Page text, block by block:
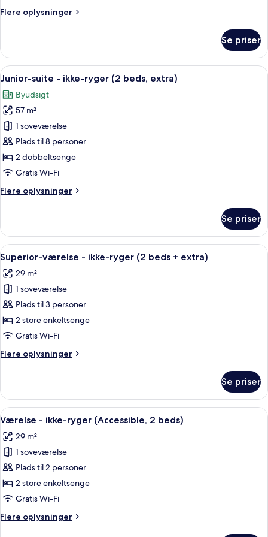
(2
style
futon)
Flere oplysninger
Flere
værelse
ikke-
(2
beds,
Japanese
style
futon)
Se priser
Indlæs
alle
billeder
af
Junior-
suite
-
ikke-
(2
Et hotelværelse med en stor seng,
11
Junior-suite - ikke-ryger (2 beds, extra)
Byudsigt
57 m²
1 soveværelse
Plads til 8 personer
2 dobbeltsenge
Gratis Wi-Fi
Flere oplysninger
Flere
suite
ikke-
ryger
(2
beds,
extra)
Se priser
Indlæs
alle
billeder
af
Superior-
værelse
-
ryger
+
extra)
3
Superior-værelse - ikke-ryger (2 beds + extra)
29 m²
1 soveværelse
Plads til 3 personer
2 store enkeltsenge
Gratis Wi-Fi
Flere oplysninger
Flere
værelse
ikke-
(2
beds
extra)
Se priser
Indlæs
alle
billeder
af
Værelse
-
ikke-
(Accessible,
Et hotelværelse med en stor seng,
6
Værelse - ikke-ryger (Accessible, 2 beds)
29 m²
1 soveværelse
Plads til 2 personer
2 store enkeltsenge
Gratis Wi-Fi
Flere oplysninger
Flere